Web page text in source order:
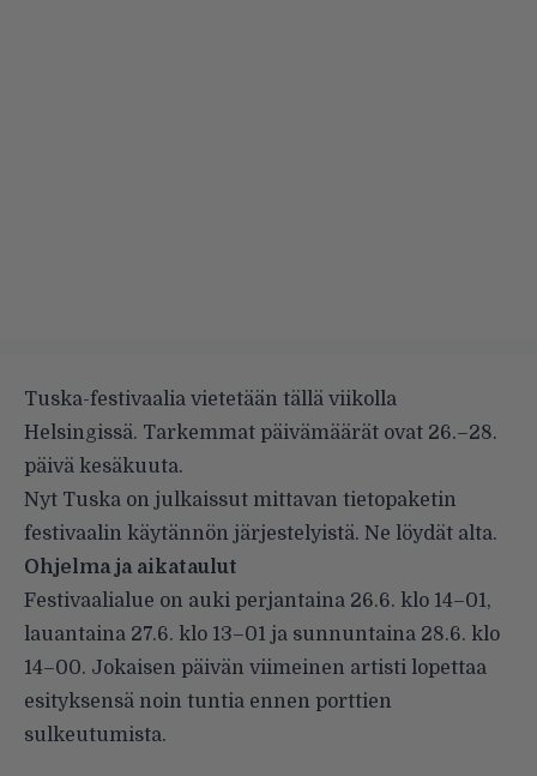
Tuska-festivaalia vietetään tällä viikolla
Helsingissä. Tarkemmat päivämäärät ovat 26.–28.
päivä kesäkuuta.
Nyt Tuska on julkaissut mittavan tietopaketin
festivaalin käytännön järjestelyistä. Ne löydät alta.
Ohjelma ja aikataulut
Festivaalialue on auki perjantaina 26.6. klo 14–01,
lauantaina 27.6. klo 13–01 ja sunnuntaina 28.6. klo
14–00. Jokaisen päivän viimeinen artisti lopettaa
esityksensä noin tuntia ennen porttien
sulkeutumista.